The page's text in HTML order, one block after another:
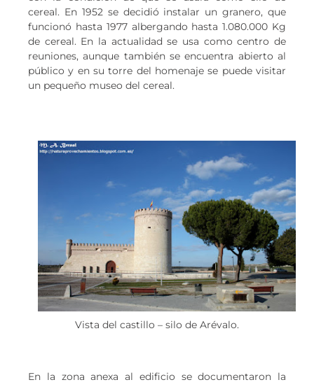
cereal. En 1952 se decidió instalar un granero, que
funcionó hasta 1977 albergando hasta 1.080.000 Kg
de cereal. En la actualidad se usa como centro de
reuniones, aunque también se encuentra abierto al
público y en su torre del homenaje se puede visitar
un pequeño museo del cereal.
Vista del castillo – silo de Arévalo.
En la zona anexa al edificio se documentaron la